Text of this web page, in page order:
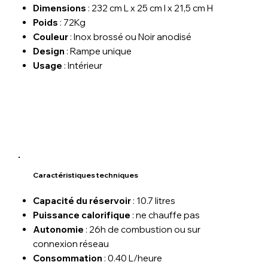
Dimensions : 232 cm L x 25 cm l x 21,5 cm H
Poids : 72Kg
Couleur: Inox brossé ou Noir anodisé
Design : Rampe unique
Usage : Intérieur
Caractéristiques techniques
Capacité du réservoir: 10.7 litres
Puissance calorifique : ne chauffe pas
Autonomie : 26h de combustion ou sur
connexion réseau
Consommation : 0.40 L/heure